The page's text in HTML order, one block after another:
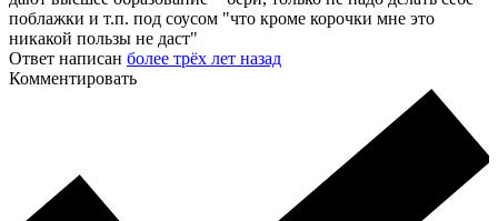
поблажки и т.п. под соусом "что кроме корочки мне это
никакой пользы не даст"
Ответ написан более трёх лет назад
Комментировать